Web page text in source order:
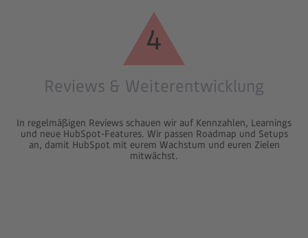
4
Reviews & Weiterentwicklung
In regelmäßigen Reviews schauen wir auf Kennzahlen, Learnings
und neue HubSpot-Features. Wir passen Roadmap und Setups
an, damit HubSpot mit eurem Wachstum und euren Zielen
mitwächst.